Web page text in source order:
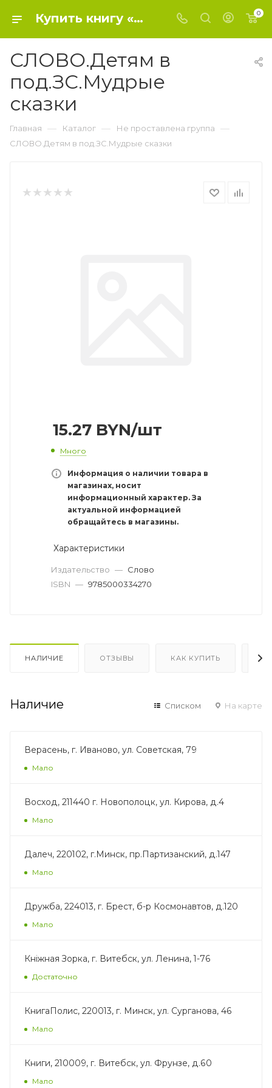
Купить книгу «СЛОВО.Детям в под.ЗС.Мудрые сказки» 0, - Не проставлена группа 0
СЛОВО.Детям в
под.ЗС.Мудрые
сказки
Главная — Каталог — Не проставлена группа —
СЛОВО.Детям в под.ЗС.Мудрые сказки
15.27 BYN/шт
Много
Информация о наличии товара в
магазинах, носит
информационный характер. За
актуальной информацией
обращайтесь в магазины.
Характеристики
Издательство — Слово
ISBN — 9785000334270
НАЛИЧИЕ ОТЗЫВЫ КАК КУПИТЬ
Наличие Списком На карте
Верасень, г. Иваново, ул. Советская, 79
Мало
Восход, 211440 г. Новополоцк, ул. Кирова, д.4
Мало
Далеч, 220102, г.Минск, пр.Партизанский, д.147
Мало
Дружба, 224013, г. Брест, б-р Космонавтов, д.120
Мало
Кнiжная Зорка, г. Витебск, ул. Ленина, 1-76
Достаточно
КнигаПолис, 220013, г. Минск, ул. Сурганова, 46
Мало
Книги, 210009, г. Витебск, ул. Фрунзе, д.60
Мало